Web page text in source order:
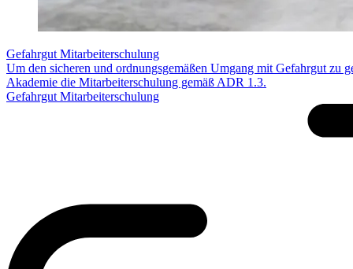
Gefahrgut Mitarbeiterschulung
Um den sicheren und ordnungsgemäßen Umgang mit Gefahrgut zu
Akademie die Mitarbeiterschulung gemäß ADR 1.3.
Gefahrgut Mitarbeiterschulung